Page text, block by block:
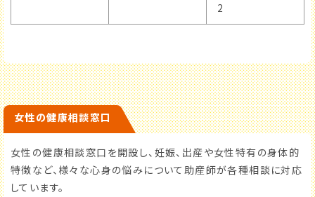
2
女性の健康相談窓口
女性の健康相談窓口を開設し、妊娠、出産や女性特有の身体的
特徴など、様々な心身の悩みについて助産師が各種相談に対応
しています。